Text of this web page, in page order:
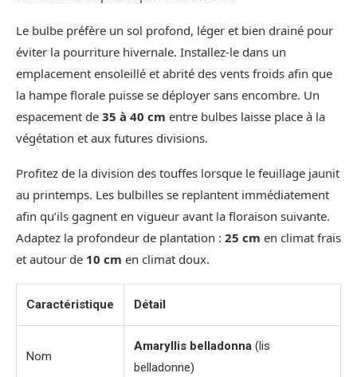
Le bulbe préfère un sol profond, léger et bien drainé pour
éviter la pourriture hivernale. Installez-le dans un
emplacement ensoleillé et abrité des vents froids afin que
la hampe florale puisse se déployer sans encombre. Un
espacement de 35 à 40 cm entre bulbes laisse place à la
végétation et aux futures divisions.
Profitez de la division des touffes lorsque le feuillage jaunit
au printemps. Les bulbilles se replantent immédiatement
afin qu’ils gagnent en vigueur avant la floraison suivante.
Adaptez la profondeur de plantation : 25 cm en climat frais
et autour de 10 cm en climat doux.
Caractéristique Détail
Nom
Amaryllis belladonna (lis
belladonne)